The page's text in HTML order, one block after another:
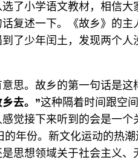
了小学语文教材，相信大
复述一下。《故乡》的主
了少年闰土，发现两个人
思。故乡的第一句话是这
去。”这种隔着时间跟空
觉接下来听到的会是一个
年份。新文化运动的热
思想领域关于社会主义、